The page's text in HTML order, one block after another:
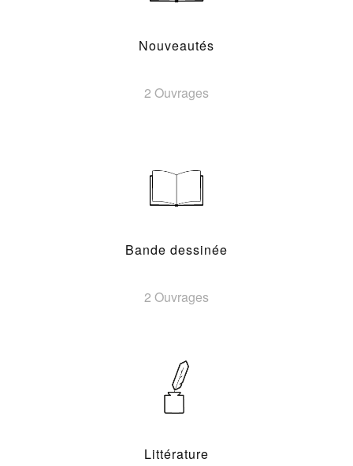
Nouveautés
2 Ouvrages
Bande dessinée
2 Ouvrages
Littérature